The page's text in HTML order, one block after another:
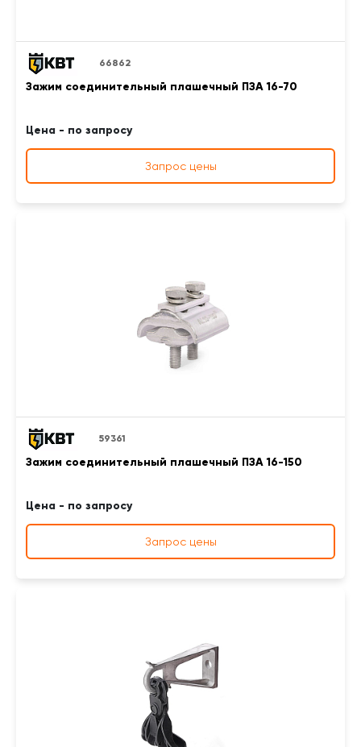
66862
Зажим соединительный плашечный ПЗА 16-70
Цена - по запросу
Запрос цены
59361
Зажим соединительный плашечный ПЗА 16-150
Цена - по запросу
Запрос цены